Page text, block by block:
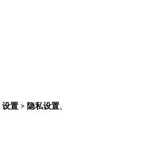
设置 > 隐私设置。